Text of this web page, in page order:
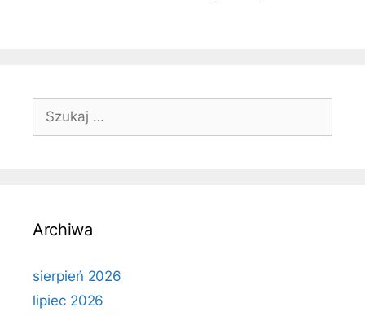
Szukaj:
Archiwa
sierpień 2026
lipiec 2026